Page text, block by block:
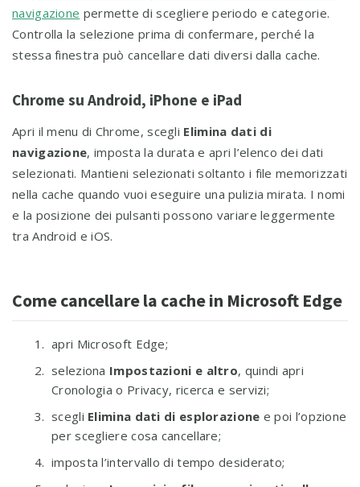
navigazione permette di scegliere periodo e categorie.
Controlla la selezione prima di confermare, perché la
stessa finestra può cancellare dati diversi dalla cache.
Chrome su Android, iPhone e iPad
Apri il menu di Chrome, scegli Elimina dati di
navigazione, imposta la durata e apri l’elenco dei dati
selezionati. Mantieni selezionati soltanto i file memorizzati
nella cache quando vuoi eseguire una pulizia mirata. I nomi
e la posizione dei pulsanti possono variare leggermente
tra Android e iOS.
Come cancellare la cache in Microsoft Edge
apri Microsoft Edge;
seleziona Impostazioni e altro, quindi apri
Cronologia o Privacy, ricerca e servizi;
scegli Elimina dati di esplorazione e poi l’opzione
per scegliere cosa cancellare;
imposta l’intervallo di tempo desiderato;